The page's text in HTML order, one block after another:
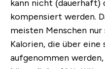
kann nicht (dauerhaft)
kompensiert werden.
meisten Menschen
Kalorien, die über eine
aufgenommen